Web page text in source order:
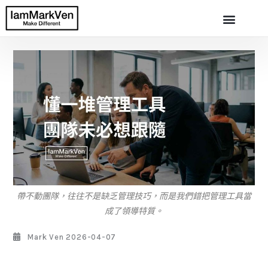
帶不動團隊，往往不是缺乏管理技巧，而是我們錯把管理工具當
成了領導特質。
Mark Ven 2026-04-07